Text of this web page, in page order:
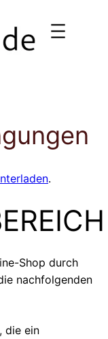
.
Shop durch
nachfolgenden
die ein